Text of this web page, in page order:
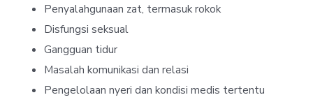
Penyalahgunaan zat, termasuk rokok
Disfungsi seksual
Gangguan tidur
Masalah komunikasi dan relasi
Pengelolaan nyeri dan kondisi medis tertentu